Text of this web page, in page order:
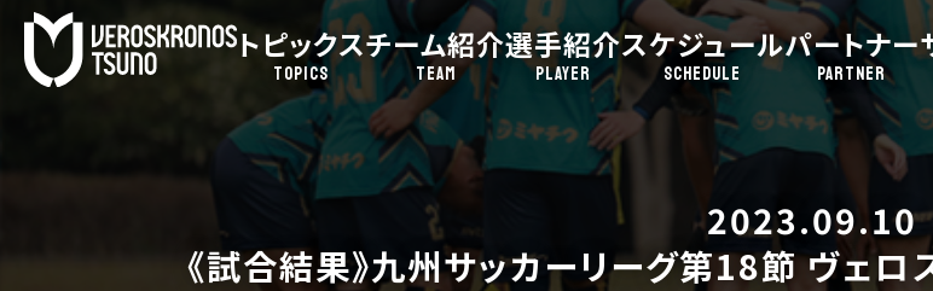
トピックス
TOPICS
チーム紹介
TEAM
選手紹介
PLAYER
スケジュール
SCHEDULE
パートナー
PARTNER
2023.09.10
《試合結果》九州サッカーリーグ第18節 ヴェ